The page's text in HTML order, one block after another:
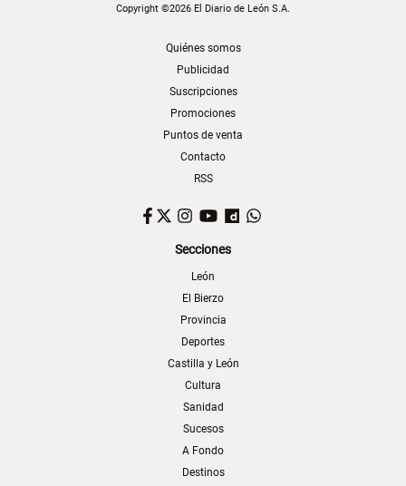
Copyright ©2026 El Diario de León S.A.
Quiénes somos
Publicidad
Suscripciones
Promociones
Puntos de venta
Contacto
RSS
Facebook
TwitterInstagram
YouTubeDailymotion
Secciones
León
El Bierzo
Provincia
Deportes
Castilla y León
Cultura
Sanidad
Sucesos
A Fondo
Destinos